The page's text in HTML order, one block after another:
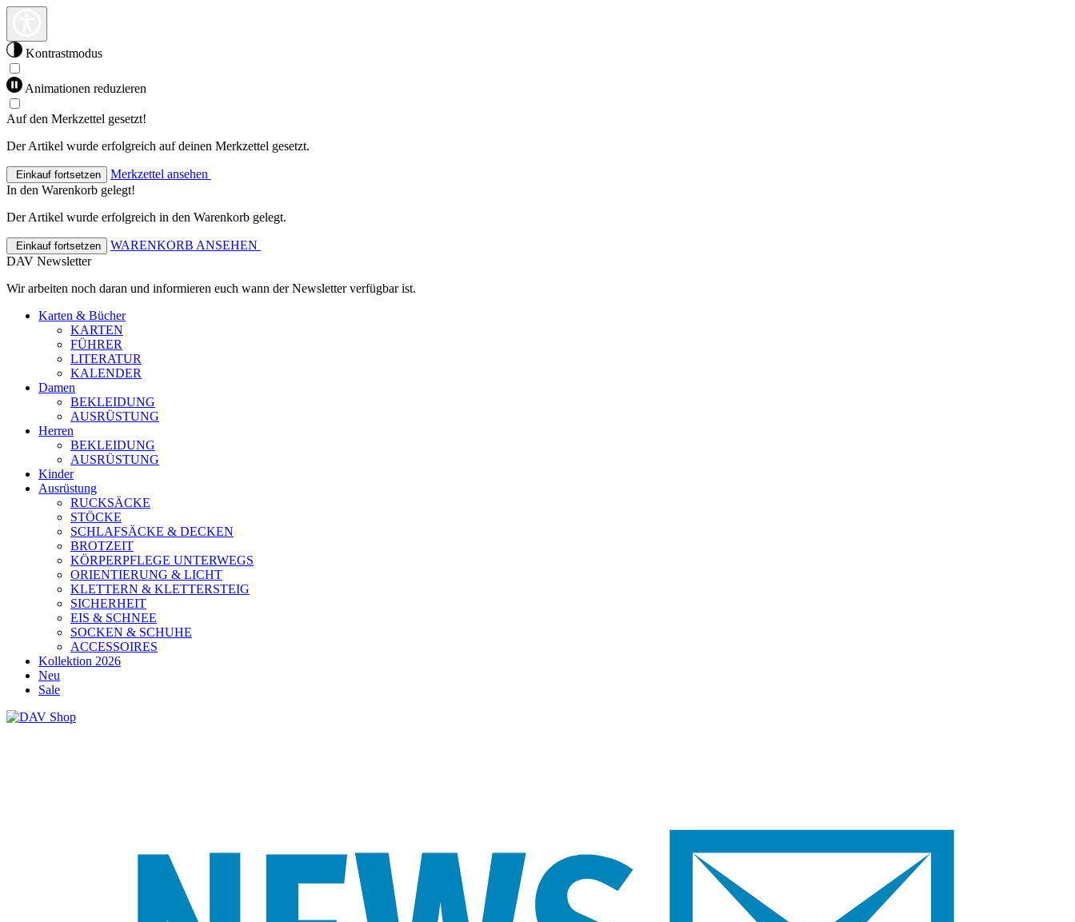
Kontrastmodus
Animationen reduzieren
Auf den Merkzettel gesetzt!
Der Artikel wurde erfolgreich auf deinen Merkzettel gesetzt.
Einkauf fortsetzen
Merkzettel ansehen
In den Warenkorb gelegt!
Der Artikel wurde erfolgreich in den Warenkorb gelegt.
Einkauf fortsetzen
WARENKORB ANSEHEN
DAV Newsletter
Wir arbeiten noch daran und informieren euch wann der Newsletter verfügbar ist.
Karten & Bücher
KARTEN
FÜHRER
LITERATUR
KALENDER
Damen
BEKLEIDUNG
AUSRÜSTUNG
Herren
BEKLEIDUNG
AUSRÜSTUNG
Kinder
Ausrüstung
RUCKSÄCKE
STÖCKE
SCHLAFSÄCKE & DECKEN
BROTZEIT
KÖRPERPFLEGE UNTERWEGS
ORIENTIERUNG & LICHT
KLETTERN & KLETTERSTEIG
SICHERHEIT
EIS & SCHNEE
SOCKEN & SCHUHE
ACCESSOIRES
Kollektion 2026
Neu
Sale